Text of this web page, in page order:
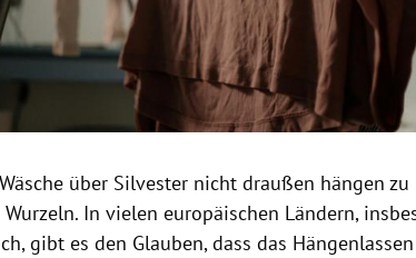
über Silvester nicht draußen hängen
In vielen europäischen Ländern,
gibt es den Glauben, dass das